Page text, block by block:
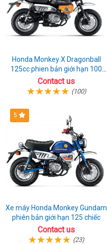
Honda Monkey X Dragonball
125cc phien bản giới hạn 100
chiếc từ 2 ký ức huyền thoại
Contact us
(100)
5
Xe máy Honda Monkey Gundam
phiên bản giới hạn 125 chiếc
Contact us
(23)